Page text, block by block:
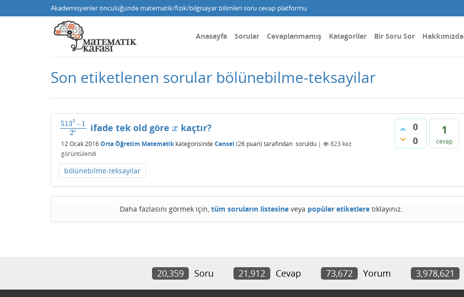
Akademisyenler öncülüğünde matematik/fizik/bilgisayar bilimleri soru cevap platformu
Anasayfa Sorular Cevaplanmamış Kategoriler Bir Soru Sor Hakkımızda
Son etiketlenen sorular bölünebilme-teksayilar
0
0
1
cevap
5135−1
2x
5135−1 2x
ifade tek old göre x
x kaçtır?
12 Ocak 2016Orta Öğretim Matematikkategorisinde Cansel (26 puan) tarafından soruldu | 823 kez
görüntülendi
bölünebilme-teksayilar
Daha fazlasını görmek için, tüm soruların listesineveya popüler etiketleretıklayınız.
20,359 Soru 21,912 Cevap 73,672 Yorum 3,978,621